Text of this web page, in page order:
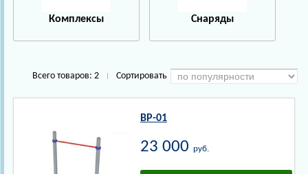
Комплексы Снаряды
Всего товаров: 2 Сортировать
ВР-01
23 000 руб.